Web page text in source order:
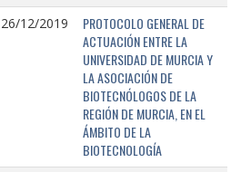
26/12/2019
PROTOCOLO GENERAL DE
ACTUACIÓN ENTRE LA
UNIVERSIDAD DE MURCIA Y
LA ASOCIACIÓN DE
BIOTECNÓLOGOS DE LA
REGIÓN DE MURCIA, EN EL
ÁMBITO DE LA
BIOTECNOLOGÍA